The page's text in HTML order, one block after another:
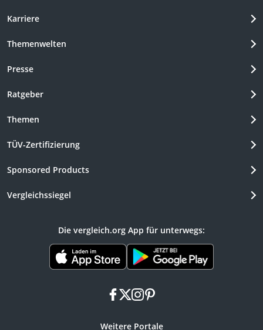
Karriere
Themenwelten
Presse
Ratgeber
Themen
TÜV-Zertifizierung
Sponsored Products
Vergleichssiegel
Die vergleich.org App für unterwegs:
facebook
x instagram
pinterest
Weitere Portale